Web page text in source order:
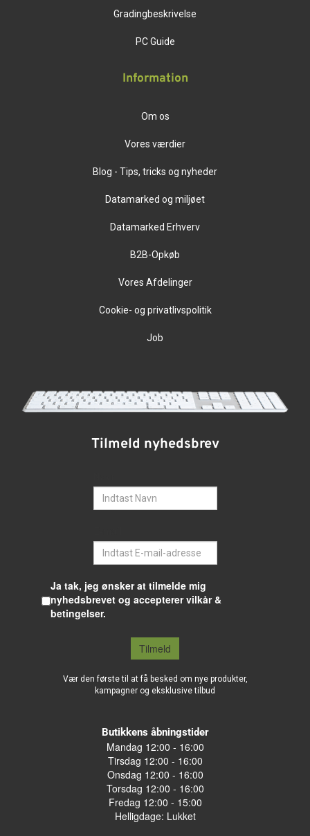
Gradingbeskrivelse
PC Guide
Information
Om os
Vores værdier
Blog - Tips, tricks og nyheder
Datamarked og miljøet
Datamarked Erhverv
B2B-Opkøb
Vores Afdelinger
Cookie- og privatlivspolitik
Job
Tilmeld nyhedsbrev
Ja tak, jeg ønsker at tilmelde mig
nyhedsbrevet og accepterer vilkår &
betingelser.
Tilmeld
Vær den første til at få besked om nye produkter,
kampagner og eksklusive tilbud
Butikkens åbningstider
Mandag 12:00 - 16:00
Tirsdag 12:00 - 16:00
Onsdag 12:00 - 16:00
Torsdag 12:00 - 16:00
Fredag 12:00 - 15:00
Helligdage: Lukket